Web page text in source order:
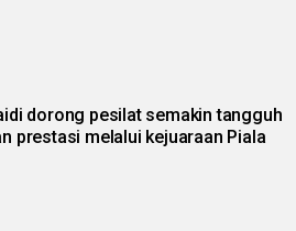
dorong pesilat semakin tangguh
prestasi melalui kejuaraan Piala